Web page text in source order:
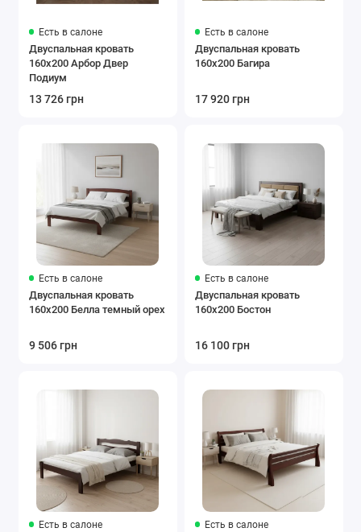
Есть в салоне
Двуспальная кровать
160x200 Арбор Двер
Подиум
13 726 грн
Есть в салоне
Двуспальная кровать
160x200 Багира
17 920 грн
Есть в салоне
Двуспальная кровать
160x200 Белла темный орех
9 506 грн
Есть в салоне
Двуспальная кровать
160x200 Бостон
16 100 грн
Есть в салоне Есть в салоне